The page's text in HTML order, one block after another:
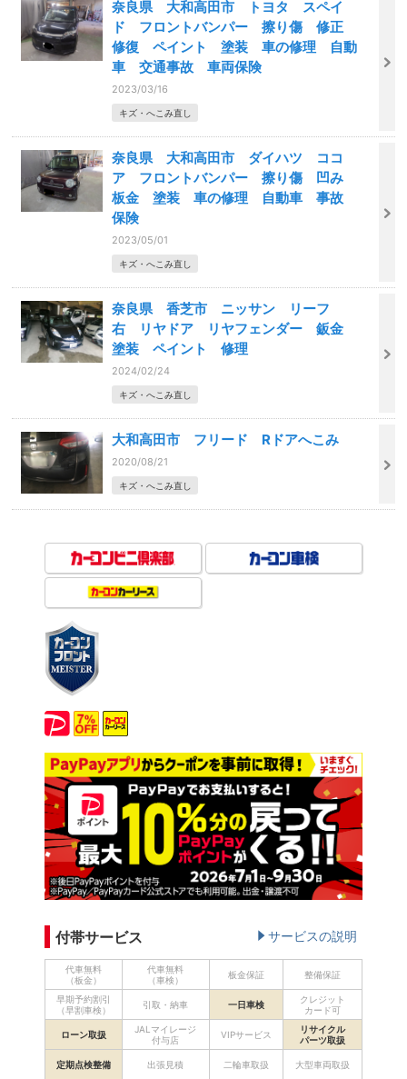
奈良県 大和高田市 トヨタ スペイ
ド フロントバンパー 擦り傷 修正
修復 ペイント 塗装 車の修理 自動
車 交通事故 車両保険
2023/03/16
キズ・へこみ直し
奈良県 大和高田市 ダイハツ ココ
ア フロントバンパー 擦り傷 凹み
板金 塗装 車の修理 自動車 事故
保険
2023/05/01
キズ・へこみ直し
奈良県 香芝市 ニッサン リーフ
右 リヤドア リヤフェンダー 鈑金
塗装 ペイント 修理
2024/02/24
キズ・へこみ直し
大和高田市 フリード Rドアへこみ
2020/08/21
キズ・へこみ直し
付帯サービス サービスの説明
代車無料
（板金）
代車無料
（車検）
板金保証 整備保証
早期予約割引
（早割車検）
引取・納車 一日車検
クレジット
カード可
ローン取扱
JALマイレージ
付与店
VIPサービス
リサイクル
パーツ取扱
定期点検整備 出張見積 二輪車取扱 大型車両取扱